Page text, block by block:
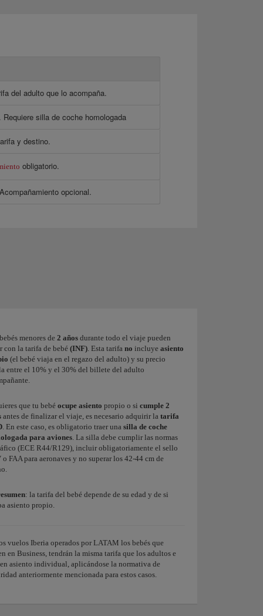
del adulto que lo acompaña.
silla de coche homologada
y destino.
obligatorio.
opcional.
menores de 2 años durante todo el viaje pueden
con la tarifa de bebé (INF) . Esta tarifa no incluye asiento
(el bebé viaja en el regazo del adulto) y su precio
entre el 10% y el 30% del billete del adulto
que tu bebé ocupe asiento propio o si cumple 2
antes de finalizar el viaje, es necesario adquirir la tarifa
. En este caso, es obligatorio traer una silla de coche
para aviones . La silla debe cumplir las normas
(ECE R44/R129), incluir obligatoriamente el sello
o FAA para aeronaves y no superar los 42-44 cm de
: la tarifa del bebé depende de su edad y de si
asiento propio.
vuelos Iberia operados por LATAM los bebés que
en Business, tendrán la misma tarifa que los adultos e
asiento individual, aplicándose la normativa de
anteriormente mencionada para estos casos.